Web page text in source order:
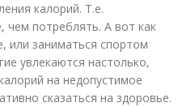
калорий. Т.е.
чем потреблять. А вот как
или заниматься спортом
увлекаются настолько,
на недопустимое
сказаться на здоровье.